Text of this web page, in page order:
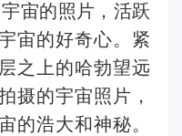
宙的照片，活跃
宙的好奇心。紧
之上的哈勃望远
摄的宇宙照片，
的浩大和神秘。